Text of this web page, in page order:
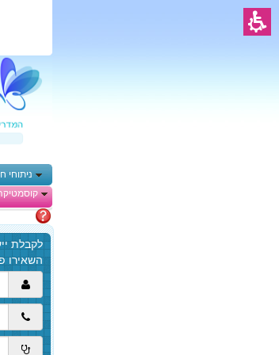
ניתוחי
הגעת
לתוכן
המרכזי,
ללחוץ
אנטר
כדי
לדלג
לאזור